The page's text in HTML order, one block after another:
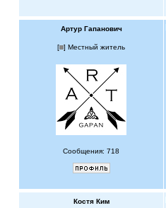
Артур Гапанович
[ ] Местный житель
Сообщения: 718
Костя Ким